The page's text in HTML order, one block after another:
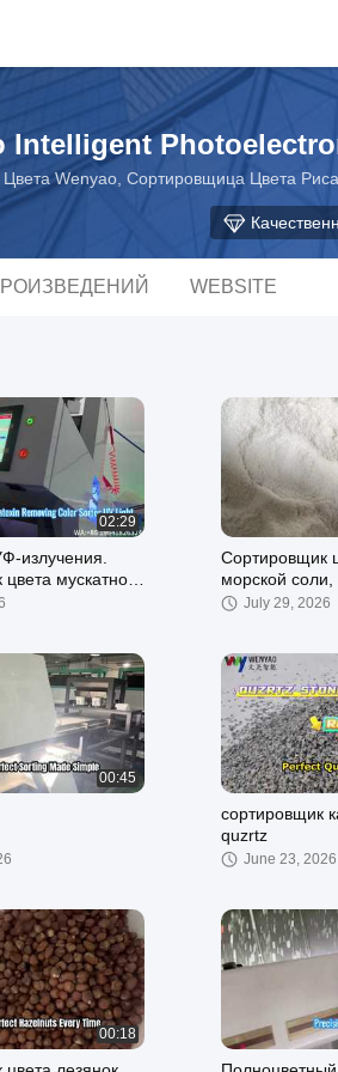
Intelligent
Wenyao, Сортировщица Цвета
WEBSITE
02:29
излучения.
мускатного
афлатоксин.
Сортировщик
морской
примеси
July 29, 2026
00:45
сортировщик
quzrtz
June 23, 2026
00:18